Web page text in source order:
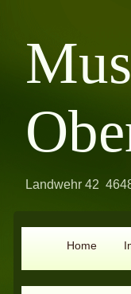
Landwehr 42
Home